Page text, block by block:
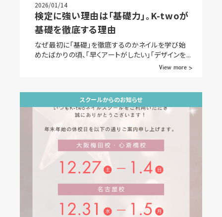
2026/01/14
検定に強い理由は「基礎力」。K-twoが
基礎を徹底する理由
なぜ最初に「基礎」を徹底するのかネイルを学び始
めたばかりの頃、「早くアートがしたい」「デザインを...
View more >
スクールからのお知らせ